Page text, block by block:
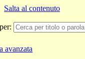
Salta al contenuto
avanzata